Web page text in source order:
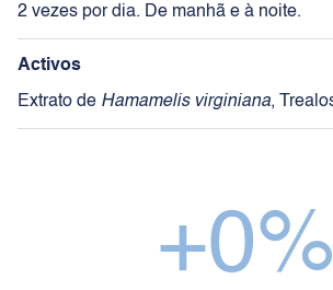
2 vezes por dia. De manhã e à noite.
Activos
Extrato de Hamamelis virginiana,
+0%